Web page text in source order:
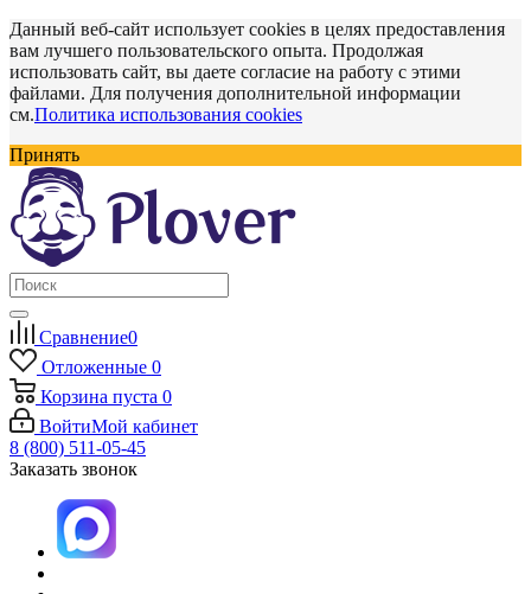
Данный веб-сайт использует cookies в целях предоставления
вам лучшего пользовательского опыта. Продолжая
использовать сайт, вы даете согласие на работу с этими
файлами. Для получения дополнительной информации
см.Политика использования cookies
Принять
Сравнение0
Отложенные 0
Корзина пуста 0
ВойтиМой кабинет
8 (800) 511-05-45
Заказать звонок